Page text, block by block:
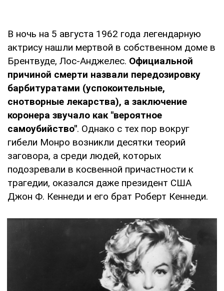
В ночь на 5 августа 1962 года легендарную
актрису нашли мертвой в собственном доме в
Брентвуде, Лос-Анджелес. Официальной
причиной смерти назвали передозировку
барбитуратами (успокоительные,
снотворные лекарства), а заключение
коронера звучало как "вероятное
самоубийство". Однако с тех пор вокруг
гибели Монро возникли десятки теорий
заговора, а среди людей, которых
подозревали в косвенной причастности к
трагедии, оказался даже президент США
Джон Ф. Кеннеди и его брат Роберт Кеннеди.